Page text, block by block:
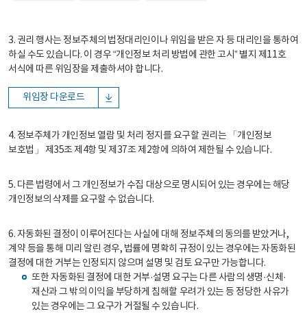
3. 권리 행사는 정보주체의 법정대리인이나 위임을 받은 자 등 대리인을 통하여
하실 수도 있습니다. 이 경우 “개인정보 처리 방법에 관한 고시” 별지 제11호
서식에 따른 위임장을 제출하셔야 합니다.
위임장 다운로드
4. 정보주체가 개인정보 열람 및 처리 정지를 요구할 권리는 「개인정보
보호법」 제35조 제4항 및 제37조 제2항에 의하여 제한될 수 있습니다.
5. 다른 법령에서 그 개인정보가 수집 대상으로 명시되어 있는 경우에는 해당
개인정보의 삭제를 요구할 수 없습니다.
6. 자동화된 결정이 이루어진다는 사실에 대해 정보주체의 동의를 받았거나,
계약 등을 통해 미리 알린 경우, 법률에 명확히 규정이 있는 경우에는 자동화된
결정에 대한 거부는 인정되지 않으며 설명 및 검토 요구만 가능합니다.
또한 자동화된 결정에 대한 거부·설명 요구는 다른 사람의 생명·신체·
재산과 그 밖의 이익을 부당하게 침해할 우려가 있는 등 정당한 사유가
있는 경우에는 그 요구가 거절될 수 있습니다.